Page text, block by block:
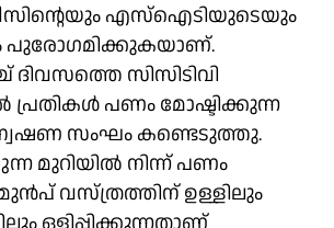
എസ്‌ഐടിയുടെയും
ദിവസത്തെ സിസിടിവി
പണം മോഷ്ടിക്കുന്ന
സംഘം കണ്ടെടുത്തു.
മുറിയില്‍ നിന്ന് പണം
വസ്ത്രത്തിന് ഉള്ളിലും